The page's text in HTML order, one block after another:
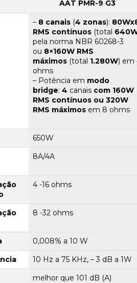
AAT PMR-9 G3
– 8 canais (4 zonas):
RMS contínuos (total
pela norma NBR 60268-3
ou 8×160W RMS
máximos (total 1.280W) em
ohms
– Potência em modo
bridge: 4 canais com 160W
RMS contínuos ou 320W
RMS máximos em 8 ohms
650W
8A/4A
4 -16 ohms
8 -32 ohms
0,008% a 10 W
10 Hz a 75 KHz, – 3 dB a 1W
melhor que 101 dB (A)